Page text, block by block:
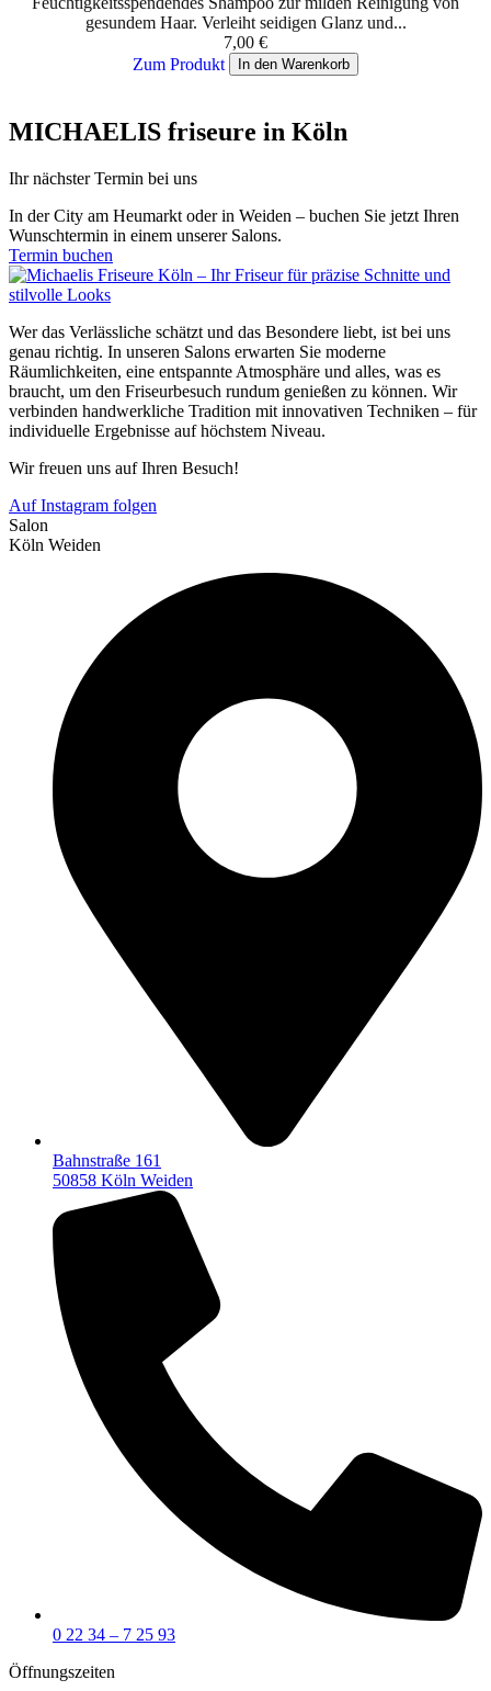
gesundem Haar. Verleiht seidigen Glanz und...
7,00 €
Zum Produkt
In den Warenkorb
MICHAELIS friseure in Köln
Ihr nächster Termin bei uns
In der City am Heumarkt oder in Weiden – buchen Sie jetzt Ihren
Wunschtermin in einem unserer Salons.
Termin buchen
Wer das Verlässliche schätzt und das Besondere liebt, ist bei uns
genau richtig. In unseren Salons erwarten Sie moderne
Räumlichkeiten, eine entspannte Atmosphäre und alles, was es
braucht, um den Friseurbesuch rundum genießen zu können. Wir
verbinden handwerkliche Tradition mit innovativen Techniken – für
individuelle Ergebnisse auf höchstem Niveau.
Wir freuen uns auf Ihren Besuch!
Auf Instagram folgen
Salon
Köln Weiden
Bahnstraße 161
50858 Köln Weiden
0 22 34 – 7 25 93
Öffnungszeiten